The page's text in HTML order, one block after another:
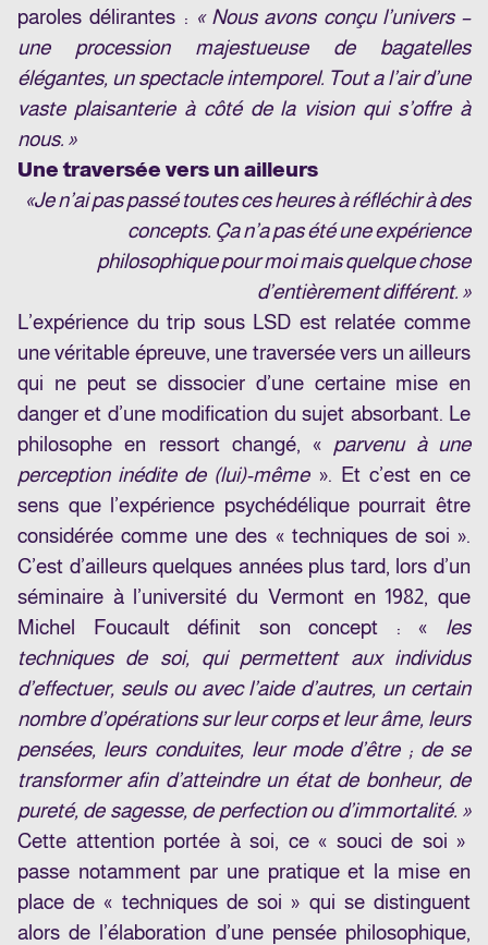
paroles délirantes : « Nous avons conçu l’univers –
une procession majestueuse de bagatelles
élégantes, un spectacle intemporel. Tout a l’air d’une
vaste plaisanterie à côté de la vision qui s’offre à
nous. »
Une traversée vers un ailleurs
«Je n’ai pas passé toutes ces heures à réfléchir à des
concepts. Ça n’a pas été une expérience
philosophique pour moi mais quelque chose
d’entièrement différent. »
L’expérience du trip sous LSD est relatée comme
une véritable épreuve, une traversée vers un ailleurs
qui ne peut se dissocier d’une certaine mise en
danger et d’une modification du sujet absorbant. Le
philosophe en ressort changé, « parvenu à une
perception inédite de (lui)-même». Et c’est en ce
sens que l’expérience psychédélique pourrait être
considérée comme une des « techniques de soi ».
C’est d’ailleurs quelques années plus tard, lors d’un
séminaire à l’université du Vermont en 1982, que
Michel Foucault définit son concept : « les
techniques de soi, qui permettent aux individus
d’effectuer, seuls ou avec l’aide d’autres, un certain
nombre d’opérations sur leur corps et leur âme, leurs
pensées, leurs conduites, leur mode d’être ; de se
transformer afin d’atteindre un état de bonheur, de
pureté, de sagesse, de perfection ou d’immortalité. »
Cette attention portée à soi, ce « souci de soi »
passe notamment par une pratique et la mise en
place de « techniques de soi » qui se distinguent
alors de l’élaboration d’une pensée philosophique,